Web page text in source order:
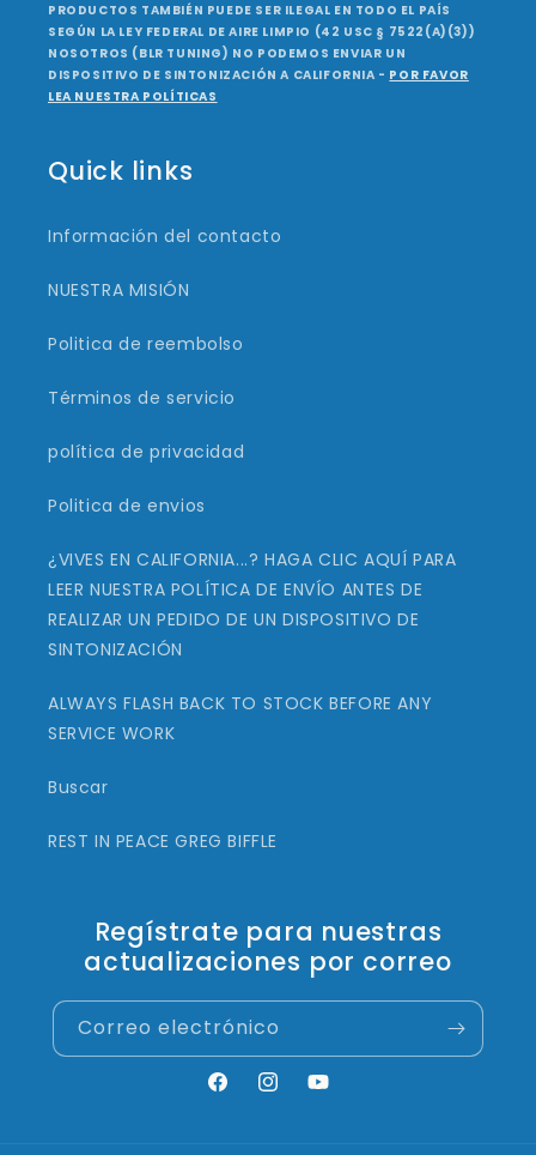
PRODUCTOS TAMBIÉN PUEDE SER ILEGAL EN TODO EL PAÍS
SEGÚN LA LEY FEDERAL DE AIRE LIMPIO (42 USC § 7522(A)(3))
NOSOTROS (BLR TUNING) NO PODEMOS ENVIAR UN
DISPOSITIVO DE SINTONIZACIÓN A CALIFORNIA - POR FAVOR
LEA NUESTRA POLÍTICAS
Quick links
Información del contacto
NUESTRA MISIÓN
Politica de reembolso
Términos de servicio
política de privacidad
Politica de envios
¿VIVES EN CALIFORNIA...? HAGA CLIC AQUÍ PARA
LEER NUESTRA POLÍTICA DE ENVÍO ANTES DE
REALIZAR UN PEDIDO DE UN DISPOSITIVO DE
SINTONIZACIÓN
ALWAYS FLASH BACK TO STOCK BEFORE ANY
SERVICE WORK
Buscar
REST IN PEACE GREG BIFFLE
Regístrate para nuestras
actualizaciones por correo
Correo electrónico
FacebookInstagramYouTube